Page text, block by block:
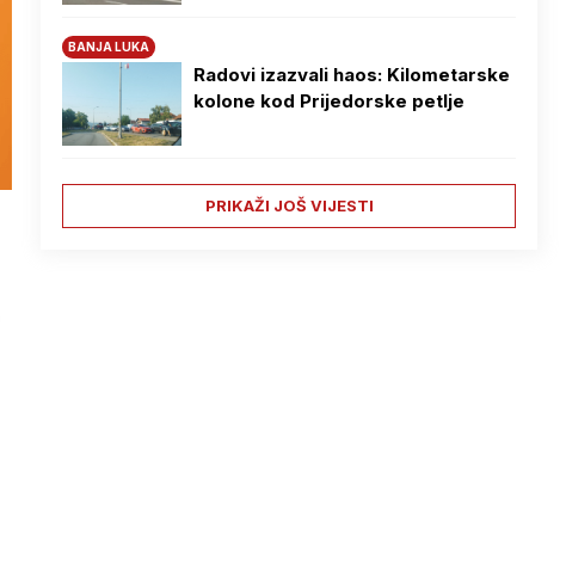
BANJA LUKA
Radovi izazvali haos: Kilometarske
kolone kod Prijedorske petlje
PRIKAŽI JOŠ VIJESTI